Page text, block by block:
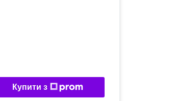
Купити з